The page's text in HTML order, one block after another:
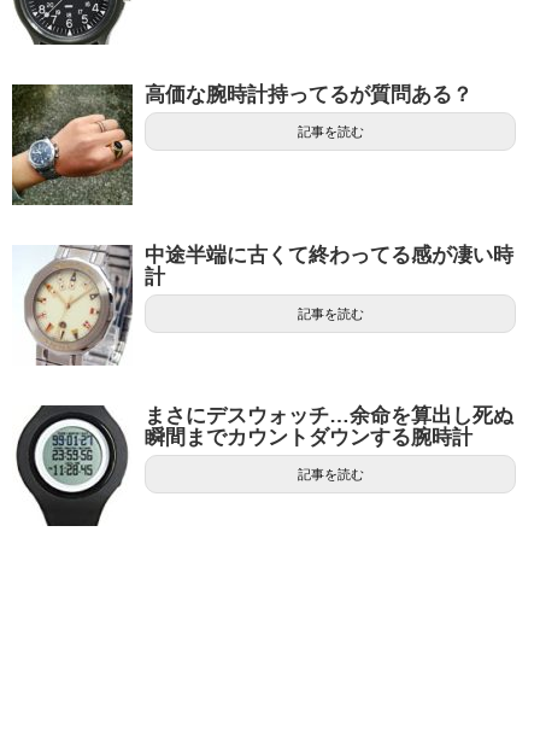
高価な腕時計持ってるが質問ある？
記事を読む
中途半端に古くて終わってる感が凄い時
計
記事を読む
まさにデスウォッチ…余命を算出し死ぬ
瞬間までカウントダウンする腕時計
記事を読む